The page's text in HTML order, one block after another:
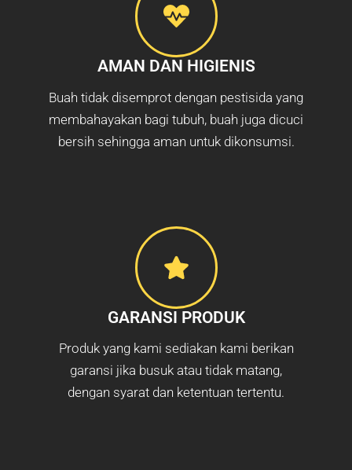
AMAN DAN HIGIENIS
Buah tidak disemprot dengan pestisida yang
membahayakan bagi tubuh, buah juga dicuci
bersih sehingga aman untuk dikonsumsi.
GARANSI PRODUK
Produk yang kami sediakan kami berikan
garansi jika busuk atau tidak matang,
dengan syarat dan ketentuan tertentu.